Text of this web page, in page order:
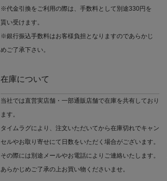
※代金引換をご利用の際は、手数料として別途330円を
貰い受けます。
※銀行振込手数料はお客様負担となりますのであらかじ
めご了承下さい。
在庫について
当社では直営実店舗・一部通販店舗で在庫を共有しており
ます。
タイムラグにより、注文いただいてから在庫切れでキャン
セルやお取り寄せにて日数をいただく場合がございます。
その際には別途メールやお電話によりご連絡いたします。
あらかじめご了承の上お買い物くださいませ。